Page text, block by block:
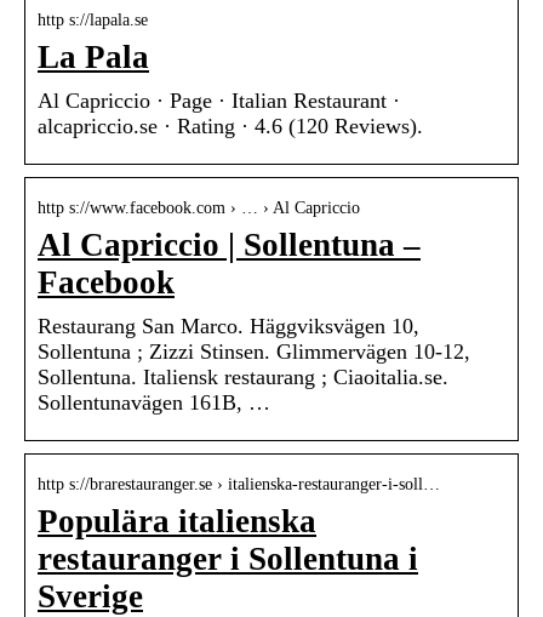
http s://lapala.se
La Pala
Al Capriccio · Page · Italian Restaurant ·
alcapriccio.se · Rating · 4.6 (120 Reviews).
http s://www.facebook.com › … › Al Capriccio
Al Capriccio | Sollentuna –
Facebook
Restaurang San Marco. Häggviksvägen 10,
Sollentuna ; Zizzi Stinsen. Glimmervägen 10-12,
Sollentuna. Italiensk restaurang ; Ciaoitalia.se.
Sollentunavägen 161B, …
http s://brarestauranger.se › italienska-restauranger-i-soll…
Populära italienska
restauranger i Sollentuna i
Sverige